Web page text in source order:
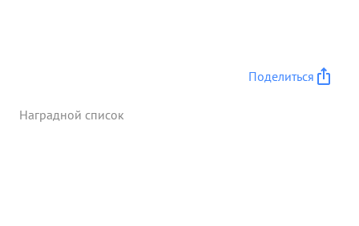
Поделиться
Наградной список